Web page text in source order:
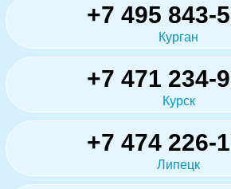
+7 495 843-
Курган
+7 471 234-
Курск
+7 474 226-
Липецк